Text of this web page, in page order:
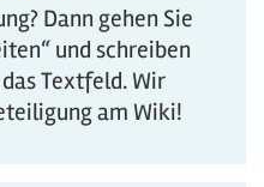
Dann gehen Sie
und schreiben
Textfeld. Wir
am Wiki!